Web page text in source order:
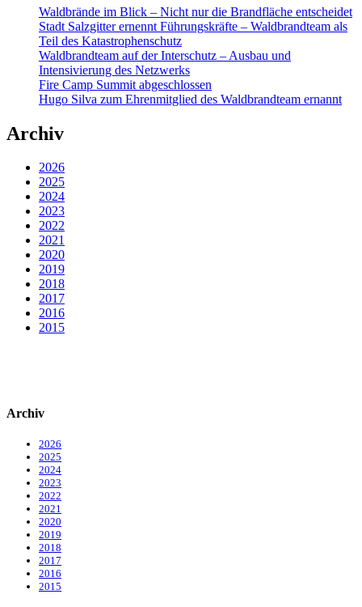
Waldbrände im Blick – Nicht nur die Brandfläche entscheidet
Stadt Salzgitter ernennt Führungskräfte – Waldbrandteam als
Teil des Katastrophenschutz
Waldbrandteam auf der Interschutz – Ausbau und
Intensivierung des Netzwerks
Fire Camp Summit abgeschlossen
Hugo Silva zum Ehrenmitglied des Waldbrandteam ernannt
Archiv
2026
2025
2024
2023
2022
2021
2020
2019
2018
2017
2016
2015
Archiv
2026
2025
2024
2023
2022
2021
2020
2019
2018
2017
2016
2015